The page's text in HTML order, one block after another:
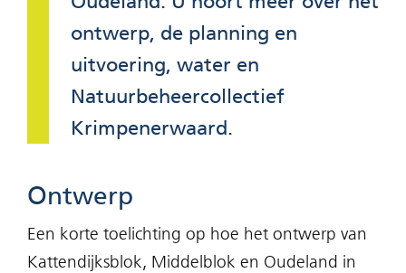
ontwerp, de planning en
uitvoering, water en
Natuurbeheercollectief
Krimpenerwaard.
Ontwerp
Een korte toelichting op hoe het ontwerp van
Kattendijksblok, Middelblok en Oudeland in